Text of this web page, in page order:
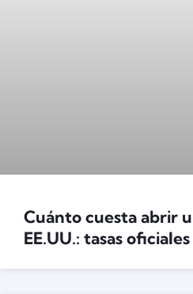
Cuánto cuesta abrir
EE.UU.: tasas